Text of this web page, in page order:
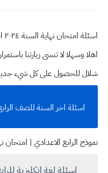
اسئلة امتحان نهاية السنة ٢٠٢٤ انكليزي صف الرابع العلمي والادبي
اهلا وسهلالا تنسى زيارتنا
شلال للحصول على كل شيء
اسئلة اخر السنة للصف الرابع الاعدادي 2024
نموذج الرابع الاعدادي | امتحان
اسئلة لغة انكليزية